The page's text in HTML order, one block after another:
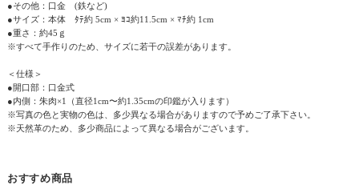
●その他：口金 (鉄など)
●サイズ：本体 ﾀﾃ約 5cm × ﾖｺ約11.5cm × ﾏﾁ約 1cm
●重さ：約45ｇ
※すべて手作りのため、サイズに若干の誤差があります。
＜仕様＞
●開口部：口金式
●内側：朱肉×1（直径1cm〜約1.35cmの印鑑が入ります）
※写真の色と実物の色は、多少異なる場合がありますので予めご了承下さい。
※天然革のため、多少商品によって異なる場合がございます。
おすすめ商品